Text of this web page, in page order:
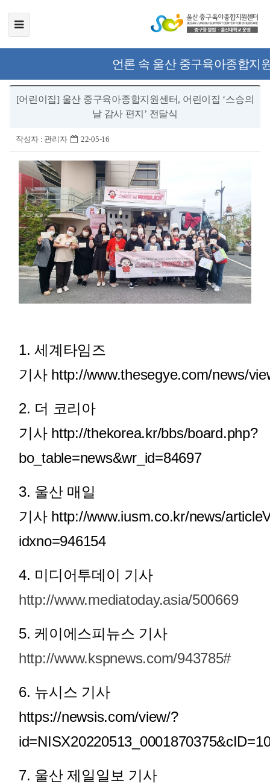
언론 속 울산 중구육아종합지
[어린이집] 울산 중구육아종합지원센터, 어린이집 ‘스승의
날 감사 편지’ 전달식
작성자 : 관리자 22-05-16
1. 세계타임즈
기사 http://www.thesegye.com/news/
2. 더 코리아
기사 http://thekorea.kr/bbs/board.php?
bo_table=news&wr_id=84697
3. 울산 매일
기사 http://www.iusm.co.kr/news/
idxno=946154
4. 미디어투데이 기사
http://www.mediatoday.asia/500669
5. 케이에스피뉴스 기사
http://www.kspnews.com/943785#
6. 뉴시스 기사
https://newsis.com/view/?
7. 울산 제일일보 기사